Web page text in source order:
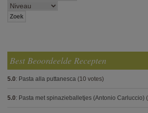
Best Beoordeelde Recepten
5.0: Pasta alla puttanesca (10 votes)
5.0: Pasta met spinazieballetjes (Antonio Carluccio)